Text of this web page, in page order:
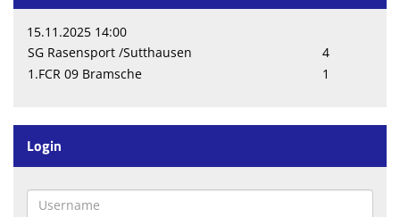
15.11.2025 14:00
SG Rasensport /Sutthausen
4
1.FCR 09 Bramsche
1
Login